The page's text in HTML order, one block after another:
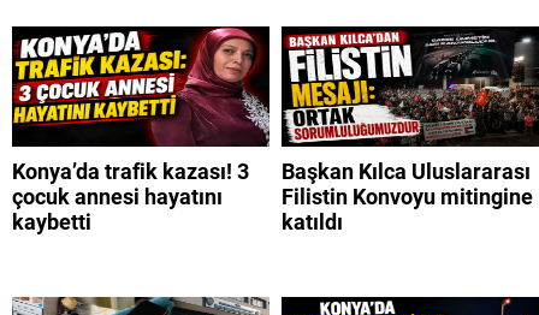
Konya’da trafik kazası! 3
çocuk annesi hayatını
kaybetti
Başkan Kılca Uluslararası
Filistin Konvoyu mitingine
katıldı